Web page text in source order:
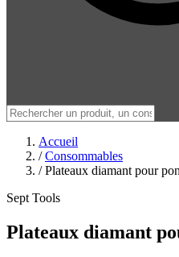
Accueil
/ Consommables
/ Plateaux diamant pour
Sept Tools
Plateaux diamant